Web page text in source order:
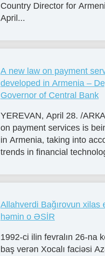
Country Director for
April...
A new law on payment
developed in Armenia –
Governor of Central Bank
YEREVAN, April 28. /
on payment services is
in Armenia, taking into
trends in financial
Allahverdi Bağırovun xilas
həmin o ƏSİR
1992-ci ilin fevralın 26-na
baş verən Xocalı faciəsi